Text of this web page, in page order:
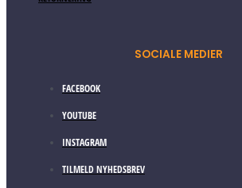
SOCIALE MEDIER
FACEBOOK
YOUTUBE
INSTAGRAM
TILMELD NYHEDSBREV